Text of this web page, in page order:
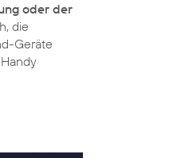
oder der
die
Geräte